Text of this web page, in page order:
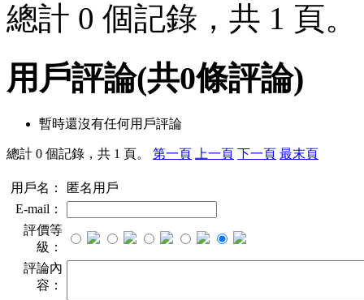
總計 0 個記錄，共 1 頁。
用戶評論(共0條評論)
暫時還沒有任何用戶評論
總計 0 個記錄，共 1 頁。 第一頁 上一頁 下一頁 最末頁
用戶名：
匿名用戶
E-mail：
評價等
級：
評論內
容：